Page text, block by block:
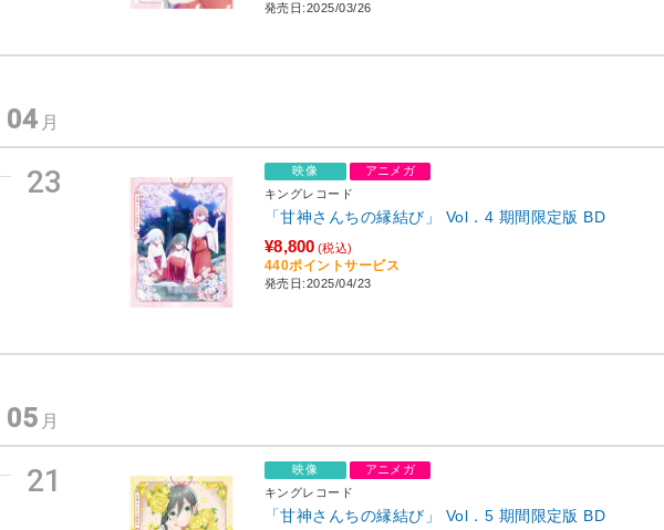
発売日:2025/03/26
04 月
23 映像
アニメガ
キングレコード
「甘神さんちの縁結び」 Vol．4 期間限定版 BD
¥8,800 (税込)
440ポイントサービス
発売日:2025/04/23
05 月
21 映像
アニメガ
キングレコード
「甘神さんちの縁結び」 Vol．5 期間限定版 BD